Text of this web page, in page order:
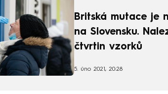
Britská mutace je
na Slovensku.
čtvrtin vzorků
5. úno 2021, 20:28